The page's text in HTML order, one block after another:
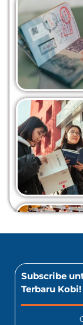
Subscribe
Terbaru Kobi!